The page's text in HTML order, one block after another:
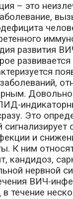
– это
развития
Это
и
К ним
кандидоз,
нервной
ВИЧ-
течение